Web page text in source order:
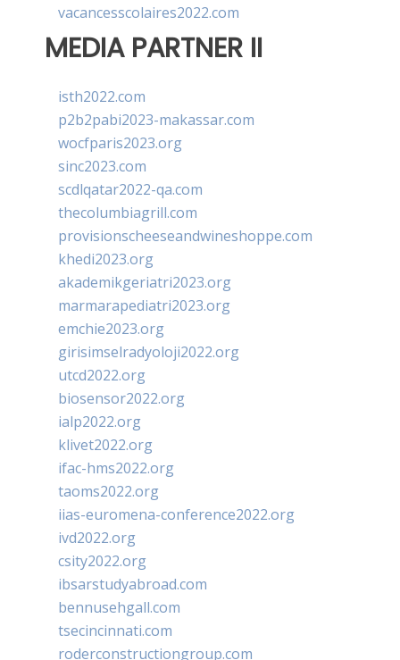
vacancesscolaires2022.com
MEDIA PARTNER II
isth2022.com
p2b2pabi2023-makassar.com
wocfparis2023.org
sinc2023.com
scdlqatar2022-qa.com
thecolumbiagrill.com
provisionscheeseandwineshoppe.com
khedi2023.org
akademikgeriatri2023.org
marmarapediatri2023.org
emchie2023.org
girisimselradyoloji2022.org
utcd2022.org
biosensor2022.org
ialp2022.org
klivet2022.org
ifac-hms2022.org
taoms2022.org
iias-euromena-conference2022.org
ivd2022.org
csity2022.org
ibsarstudyabroad.com
bennusehgall.com
tsecincinnati.com
roderconstructiongroup.com